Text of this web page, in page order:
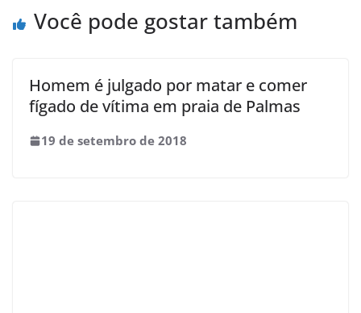
Você pode gostar também
Homem é julgado por matar e comer
fígado de vítima em praia de Palmas
19 de setembro de 2018